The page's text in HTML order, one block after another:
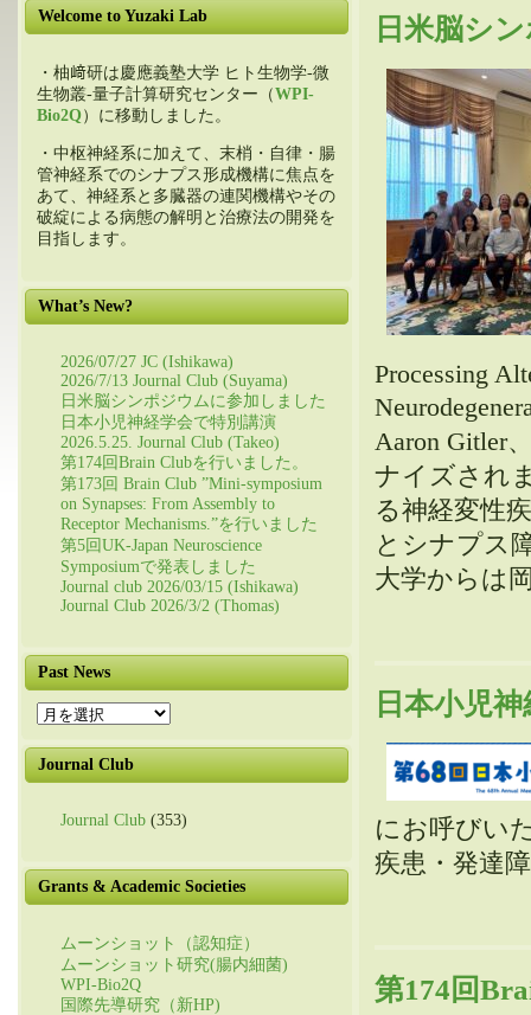
Welcome to Yuzaki Lab
・柚﨑研は慶應義塾大学 ヒト生物学-微
生物叢-量子計算研究センター（WPI-
Bio2Q）に移動しました。
・中枢神経系に加えて、末梢・自律・腸
管神経系でのシナプス形成機構に焦点を
あて、神経系と多臓器の連関機構やその
破綻による病態の解明と治療法の開発を
目指します。
What’s New?
2026/07/27 JC (Ishikawa)
2026/7/13 Journal Club (Suyama)
日米脳シンポジウムに参加しました
日本小児神経学会で特別講演
2026.5.25. Journal Club (Takeo)
第174回Brain Clubを行いました。
第173回 Brain Club ”Mini-symposium
on Synapses: From Assembly to
Receptor Mechanisms.”を行いました
第5回UK-Japan Neuroscience
Symposiumで発表しました
Journal club 2026/03/15 (Ishikawa)
Journal Club 2026/3/2 (Thomas)
Past News
Past
News
Journal Club
Journal Club (353)
Grants & Academic Societies
ムーンショット（認知症）
ムーンショット研究(腸内細菌)
WPI-Bio2Q
国際先導研究（新HP)
日米脳シ
Processing
Aaron Gitler
ナイズされ
る神経変性
とシナプス
大学からは
日本小児
にお呼びい
疾患・発達
第174回